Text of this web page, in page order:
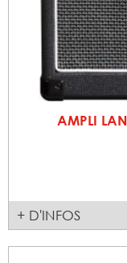
AMPLI
+ D'INFOS